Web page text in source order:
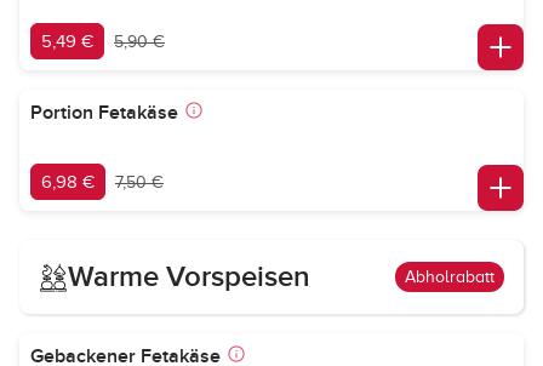
5,49 € 5,90 €
Portion Fetakäse
6,98 € 7,50 €
Warme Vorspeisen Abholrabatt
Gebackener Fetakäse